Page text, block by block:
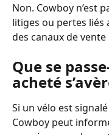
Non. Cowboy n’est
litiges ou pertes liés
des canaux de
Que se
acheté
Si un vélo est
Cowboy peut